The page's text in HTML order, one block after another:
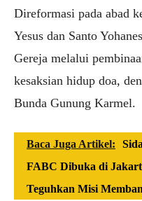
Direformasi pada abad
Yesus dan Santo
Gereja melalui
kesaksian hidup doa,
Bunda Gunung Karmel.
Baca Juga Artikel:
FABC Dibuka di
Teguhkan Misi